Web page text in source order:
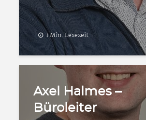
1 Min. Lesezeit
Axel Halmes –
Büroleiter